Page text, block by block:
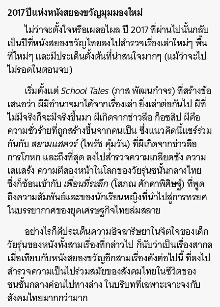
2017 ปีแห่งหนังสยองขวัญมุมมองใหม่
ไม่ว่าจะตั้งใจหรือเผลอไผล ปี 2017 ที่ผ่านไปนั้นกลับ
เป็นปีที่หนังสยองขวัญไทยลงไปสำรวจเรื่องเล่าใหม่ๆ พื้น
ที่ใหม่ๆ และมีประเด็นตั้งต้นที่น่าสนใจมากๆ (แม้ว่าจะไป
ไม่รอดในตอนจบ)
เริ่มตั้งแต่School Tales (ภาส พัฒนกำจร) ที่สร้างข้อ
เสนอว่า ผีมีอำนาจมาได้จากเรื่องเล่า ยิ่งเล่าต่อกันไป ผีที่
ไม่มีจริงก็จะมีจริงขึ้นมา ผีเกิดจากข่าวลือ ก็อซสิป ผีคือ
ความชั่วร้ายที่ถูกสร้างขึ้นจากคนเป็น ซึ่งแนวคิดนี้แชร์ร่วม
กันกับสยามแสควร์(ไพรัช คุ้มวัน) ที่ผีเกิดจากข่าวลือ
การโกหก และถึงที่สุด ลงไปสำรวจความเกลียดชัง ความ
เสแสร้ง ความตีสองหน้าในโลกของวัยรุ่นชนั้นกลางไทย
ซึ่งก็ซ้อนเข้ากับ เพื่อนที่ระลึก(โสภณ ศักดาพิศิษฐ์) ที่พูด
ถึงความสัมพันธ์และของนักเรียนหญิงที่นำไปสู่การทรยศ
ในบรรยากาศของยุคเศรษฐกิจไทยล่มสลาย
อย่างไรก็ดีประเด็นความอิจฉาริษยาในจิตใจของเด็ก
วัยรุ่นของหนังทั้งสามเรื่องที่กล่าวไป ก็นับว่าเป็นเรื่องสากล
เมื่อเทียบกับหนังสยองขวัญอีกสามเรื่องดังต่อไปนี้ ที่ลงไป
สำรวจความเป็นไปร่วมสมัยของสังคมไทยในชีวิตของ
ชนชั้นกลางค่อนไปทางล่าง ในบริบทที่เฉพาะเจาะจงกับ
สังคมไทยมากกว่ามาก